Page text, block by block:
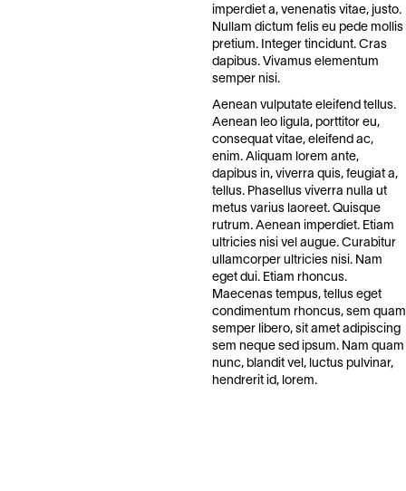
imperdiet a, venenatis vitae, justo.
Nullam dictum felis eu pede mollis
pretium. Integer tincidunt. Cras
dapibus. Vivamus elementum
semper nisi.
Aenean vulputate eleifend tellus.
Aenean leo ligula, porttitor eu,
consequat vitae, eleifend ac,
enim. Aliquam lorem ante,
dapibus in, viverra quis, feugiat a,
tellus. Phasellus viverra nulla ut
metus varius laoreet. Quisque
rutrum. Aenean imperdiet. Etiam
ultricies nisi vel augue. Curabitur
ullamcorper ultricies nisi. Nam
eget dui. Etiam rhoncus.
Maecenas tempus, tellus eget
condimentum rhoncus, sem quam
semper libero, sit amet adipiscing
sem neque sed ipsum. Nam quam
nunc, blandit vel, luctus pulvinar,
hendrerit id, lorem.